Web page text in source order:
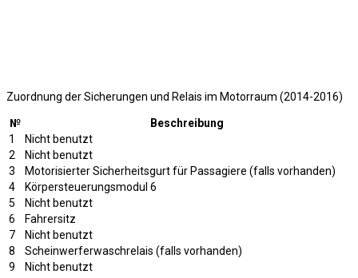
Zuordnung der Sicherungen und Relais im Motorraum (2014-2016)
№
Beschreibung
1
Nicht benutzt
2
Nicht benutzt
3
Motorisierter Sicherheitsgurt für Passagiere (falls vorhanden)
4
Körpersteuerungsmodul 6
5
Nicht benutzt
6
Fahrersitz
7
Nicht benutzt
8
Scheinwerferwaschrelais (falls vorhanden)
9
Nicht benutzt